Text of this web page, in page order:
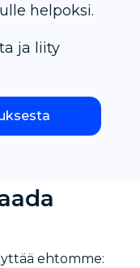
helpoksi.
ja liity
ehtomme: